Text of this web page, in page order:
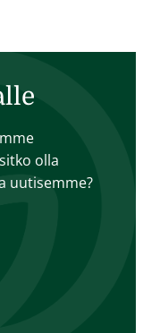
olla
uutisemme?